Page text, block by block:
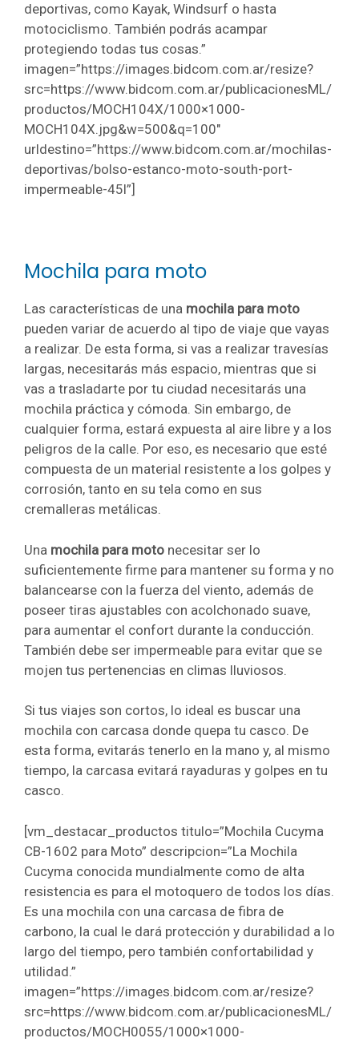
deportivas, como Kayak, Windsurf o hasta
motociclismo. También podrás acampar
protegiendo todas tus cosas.”
imagen=”https://images.bidcom.com.ar/resize?
src=https://www.bidcom.com.ar/publicacionesML/
productos/MOCH104X/1000×1000-
MOCH104X.jpg&w=500&q=100″
urldestino=”https://www.bidcom.com.ar/mochilas-
deportivas/bolso-estanco-moto-south-port-
impermeable-45l”]
Mochila para moto
Las características de una mochila para moto
pueden variar de acuerdo al tipo de viaje que vayas
a realizar. De esta forma, si vas a realizar travesías
largas, necesitarás más espacio, mientras que si
vas a trasladarte por tu ciudad necesitarás una
mochila práctica y cómoda. Sin embargo, de
cualquier forma, estará expuesta al aire libre y a los
peligros de la calle. Por eso, es necesario que esté
compuesta de un material resistente a los golpes y
corrosión, tanto en su tela como en sus
cremalleras metálicas.
Una mochila para moto necesitar ser lo
suficientemente firme para mantener su forma y no
balancearse con la fuerza del viento, además de
poseer tiras ajustables con acolchonado suave,
para aumentar el confort durante la conducción.
También debe ser impermeable para evitar que se
mojen tus pertenencias en climas lluviosos.
Si tus viajes son cortos, lo ideal es buscar una
mochila con carcasa donde quepa tu casco. De
esta forma, evitarás tenerlo en la mano y, al mismo
tiempo, la carcasa evitará rayaduras y golpes en tu
casco.
[vm_destacar_productos titulo=”Mochila Cucyma
CB-1602 para Moto” descripcion=”La Mochila
Cucyma conocida mundialmente como de alta
resistencia es para el motoquero de todos los días.
Es una mochila con una carcasa de fibra de
carbono, la cual le dará protección y durabilidad a lo
largo del tiempo, pero también confortabilidad y
utilidad.”
imagen=”https://images.bidcom.com.ar/resize?
src=https://www.bidcom.com.ar/publicacionesML/
productos/MOCH0055/1000×1000-